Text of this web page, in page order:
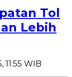
Tol
Lebih
WIB